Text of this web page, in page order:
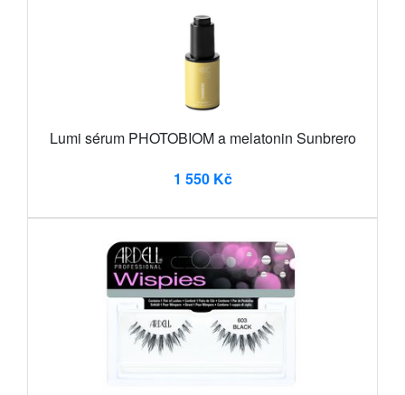
Lumi sérum PHOTOBIOM a melatonin Sunbrero
1 550 Kč